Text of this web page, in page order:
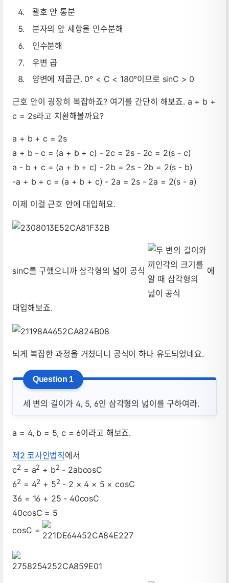
괄호 안 통분
분자의 앞 세항을 인수분해
인수분해
우변 곱
양변에 제곱근. 0° < C < 180°이므로 sinC > 0
근호 안이 굉장히 복잡하죠? 여기를 간단히 해보죠. a + b +
c = 2s라고 치환해볼까요?
a + b + c = 2s
a + b - c = (a + b + c) - 2c = 2s - 2c = 2(s - c)
a - b + c = (a + b + c) - 2b = 2s - 2b = 2(s - b)
-a + b + c = (a + b + c) - 2a = 2s - 2a = 2(s - a)
이제 이걸 근호 안에 대입해요.
sinC를 구했으니까 삼각형의 넓이 공식 에
대입해보죠.
되게 복잡한 과정을 거쳤더니 공식이 하나 유도되었네요.
세 변의 길이가 4, 5, 6인 삼각형의 넓이를 구하여라.
a = 4, b = 5, c = 6이라고 해보죠.
제2 코사인법칙에서
c2 = a2 + b2 - 2abcosC
62 = 42 + 52 - 2 × 4 × 5 × cosC
36 = 16 + 25 - 40cosC
40cosC = 5
cosC =